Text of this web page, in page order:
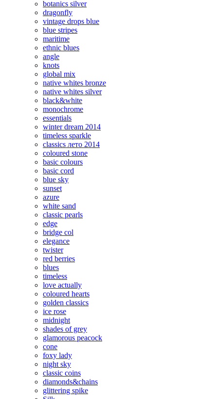
botanics silver
dragonfly
vintage drops blue
blue stripes
maritime
ethnic blues
angle
knots
global mix
native whites bronze
native whites silver
black&white
monochrome
essentials
winter dream 2014
timeless sparkle
classics лето 2014
coloured stone
basic colours
basic cord
blue sky
sunset
azure
white sand
classic pearls
edge
bridge col
elegance
twister
red berries
blues
timeless
love actually
coloured hearts
golden classics
ice rose
midnight
shades of grey
glamorous peacock
cone
foxy lady
night sky
classic coins
diamonds&chains
glittering spike